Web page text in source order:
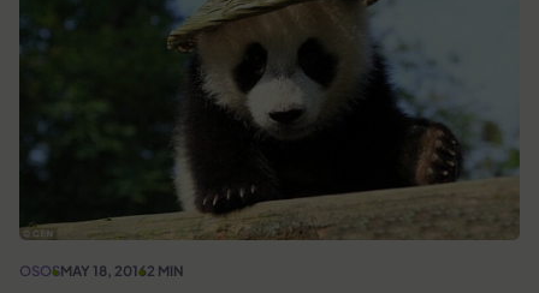
OSOSMAY 18, 20162 MIN